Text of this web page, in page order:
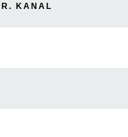
KANAL​